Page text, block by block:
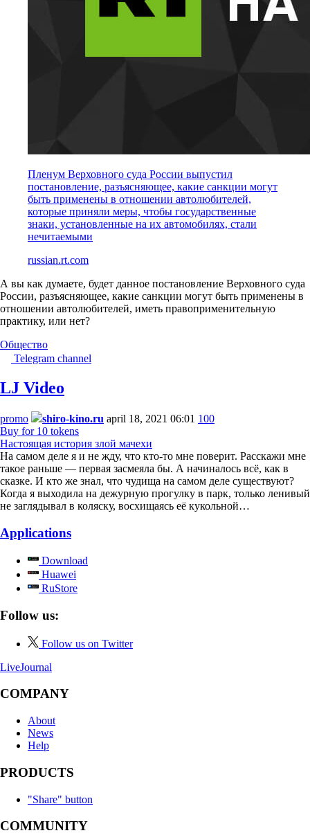
Пленум Верховного суда России выпустил
постановление, разъясняющее, какие санкции могут
быть применены в отношении автолюбителей,
которые приняли меры, чтобы государственные
знаки, установленные на их автомобилях, стали
нечитаемыми
russian.rt.com
А вы как думаете, будет данное постановление Верховного суда
России, разъясняющее, какие санкции могут быть применены в
отношении автолюбителей, иметь правоприменительную
практику, или нет?
Общество
Telegram channel
LJ Video
promo shiro-kino.ru april 18, 2021 06:01 100
Buy for 10 tokens
Настоящая история злой мачехи
На самом деле я и не жду, что кто-то мне поверит. Расскажи мне
такое раньше — первая засмеяла бы. А начиналось всё, как в
сказке. И кто же знал, что чудища на самом деле существуют?
Когда я выходила на дежурную прогулку в парк, только ленивый
не заглядывал в коляску, восхищаясь её кукольной…
Applications
Download
Huawei
RuStore
Follow us:
Follow us on Twitter
LiveJournal
COMPANY
About
News
Help
PRODUCTS
"Share" button
COMMUNITY